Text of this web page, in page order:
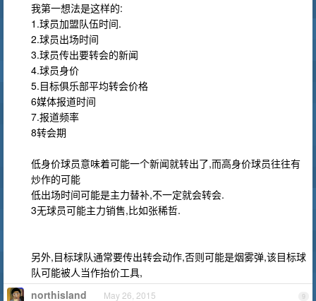
我第一想法是这样的:
1.球员加盟队伍时间.
2.球员出场时间
3.球员传出要转会的新闻
4.球员身价
5.目标俱乐部平均转会价格
6媒体报道时间
7.报道频率
8转会期
低身价球员意味着可能一个新闻就转出了,而高身价球员往往有
炒作的可能
低出场时间可能是主力替补,不一定就会转会.
3无球员可能主力销售,比如张稀哲.
另外,目标球队通常要传出转会动作,否则可能是烟雾弹,该目标球
队可能被人当作抬价工具,
9
northisland May 26, 2015